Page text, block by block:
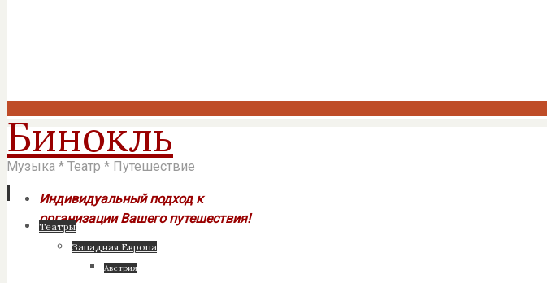
Бинокль
Музыка * Театр * Путешествие
Индивидуальный подход к
организации Вашего путешествия!
Перейти
содержимому
Театры
Западная Европа
Австрия